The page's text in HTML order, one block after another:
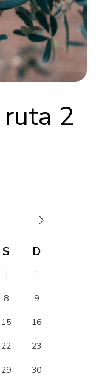
2
8 9
15 16
22 23
29 30